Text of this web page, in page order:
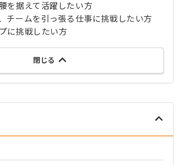
を据えて活躍したい方
チームを引っ張る仕事に挑戦したい方
に挑戦したい方
閉じる